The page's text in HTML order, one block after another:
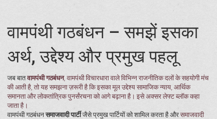
वामपंथी गठबंधन – समझें इसका
अर्थ, उद्देश्य और प्रमुख पहलू
जब बातवामपंथी गठबंधन, वामपंथी विचारधारा वाले विभिन्न राजनीतिक दलों के सहयोगी मंच
की आती है, तो यह समझना ज़रूरी है कि इसका मूल उद्देश्य सामाजिक न्याय, आर्थिक
समानता और लोकतांत्रिक पुनर्संरचना को आगे बढ़ाना है। इसे अक्सरलेफ्ट ब्लॉककहा
जाता है।
वामपंथी गठबंधनसमाजवादी पार्टीजैसे प्रमुख पार्टियों को शामिल करता है औरसमाजवादी